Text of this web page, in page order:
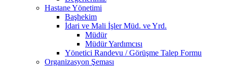
Hastane Yönetimi
Başhekim
İdari ve Mali İşler Müd. ve Yrd.
Müdür
Müdür Yardımcısı
Yönetici Randevu / Görüşme Talep Formu
Organizasyon Şeması